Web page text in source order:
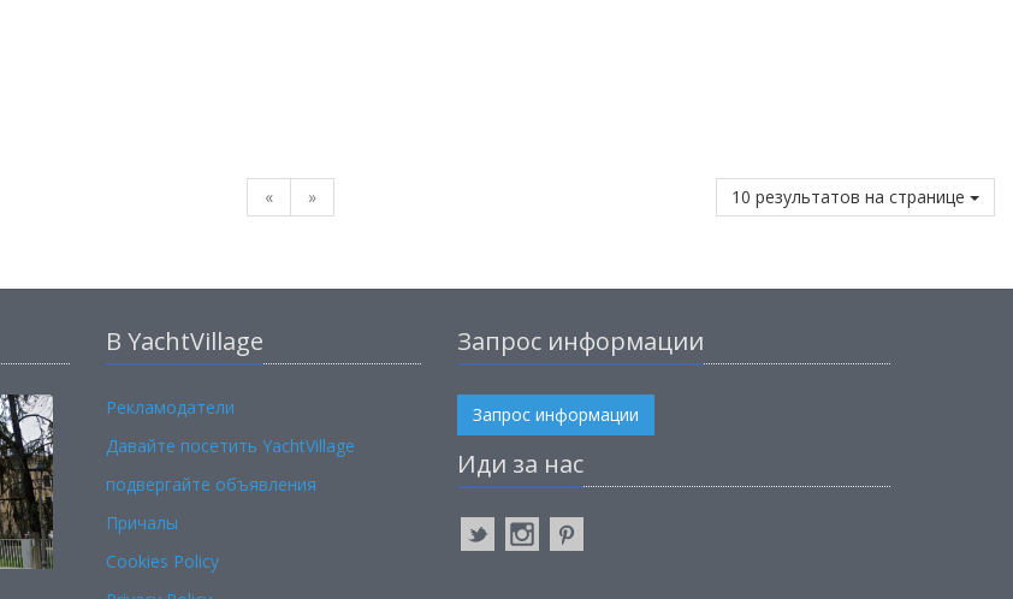
« » 10 результатов на странице
В YachtVillage
Рекламодатели
Давайте посетить YachtVillage
подвергайте объявления
Причалы
Cookies Policy
Запрос информации
Запрос информации
Иди за нас